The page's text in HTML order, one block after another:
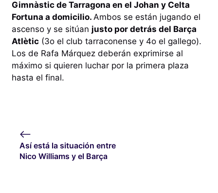
Gimnàstic de Tarragona en el Johan y Celta
Fortuna a domicilio. Ambos se están jugando el
ascenso y se sitúan justo por detrás del Barça
Atlètic (3o el club tarraconense y 4o el gallego).
Los de Rafa Márquez deberán exprimirse al
máximo si quieren luchar por la primera plaza
hasta el final.
Así está la situación entre
Nico Williams y el Barça